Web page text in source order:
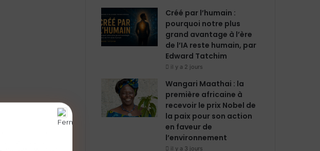
Créé par l’humain :
pourquoi notre plus
grand avantage à l’ère
de l’IA reste humain, par
Edward Tatchim
il y a 2 jours
Wangari Maathai : la
première africaine à
recevoir le prix Nobel de
la paix pour son action
en faveur de
l’environnement
il y a 3 jours